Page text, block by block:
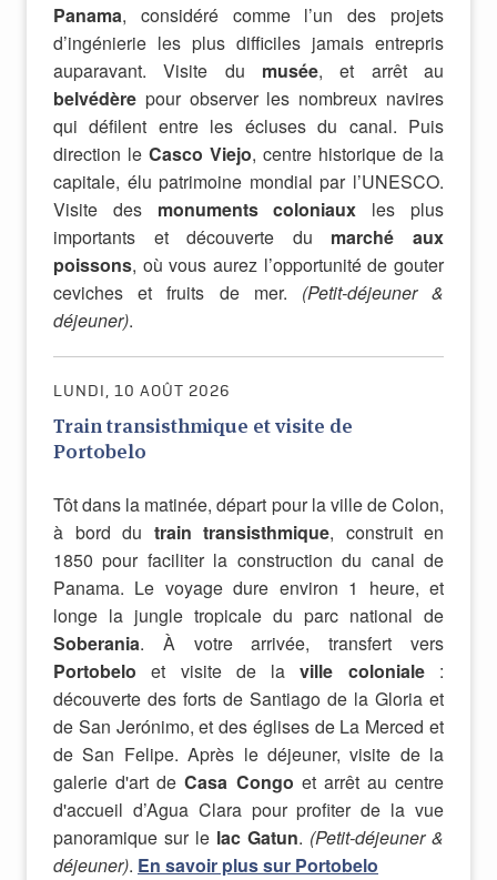
Panama, considéré comme l’un des projets
d’ingénierie les plus difficiles jamais entrepris
auparavant. Visite du musée, et arrêt au
belvédère pour observer les nombreux navires
qui défilent entre les écluses du canal. Puis
direction le Casco Viejo, centre historique de la
capitale, élu patrimoine mondial par l’UNESCO.
Visite des monuments coloniaux les plus
importants et découverte du marché aux
poissons, où vous aurez l’opportunité de gouter
ceviches et fruits de mer. (Petit-déjeuner &
déjeuner).
LUNDI, 10 AOÛT 2026
Train transisthmique et visite de
Portobelo
Tôt dans la matinée, départ pour la ville de Colon,
à bord du train transisthmique, construit en
1850 pour faciliter la construction du canal de
Panama. Le voyage dure environ 1 heure, et
longe la jungle tropicale du parc national de
Soberania. À votre arrivée, transfert vers
Portobelo et visite de laville coloniale:
découverte des forts de Santiago de la Gloria et
de San Jerónimo, et des églises de La Merced et
de San Felipe. Après le déjeuner, visite de la
galerie d'art deCasa Congo et arrêt au centre
d'accueil d’Agua Clara pour profiter de la vue
panoramique sur le lac Gatun. (Petit-déjeuner &
déjeuner). En savoir plus sur Portobelo